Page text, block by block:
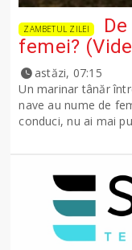
ZAMBETUL ZILEI
femei?
astăzi, 07:15
Un marinar tânăr
nave au nume de
conduci, nu ai mai